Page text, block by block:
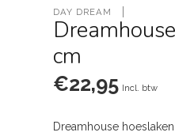
DAY DREAM
cm
€22,95 Incl. btw
Dreamhouse